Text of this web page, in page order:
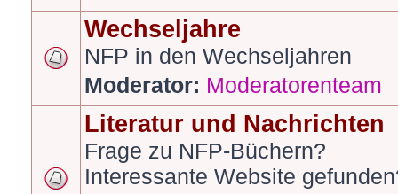
Wechseljahre
NFP in den Wechseljahren
Moderator: Moderatorenteam
Literatur und Nachrichten
Frage zu NFP-Büchern?
Interessante Website